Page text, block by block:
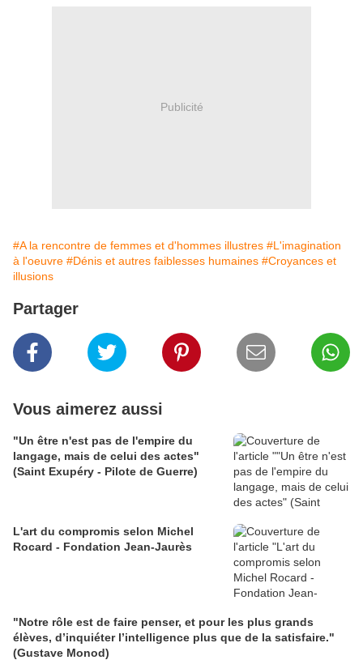
Publicité
#A la rencontre de femmes et d'hommes illustres #L'imagination
à l'oeuvre #Dénis et autres faiblesses humaines #Croyances et
illusions
Partager
Vous aimerez aussi
"Un être n'est pas de l'empire du
langage, mais de celui des actes"
(Saint Exupéry - Pilote de Guerre)
L'art du compromis selon Michel
Rocard - Fondation Jean-Jaurès
"Notre rôle est de faire penser, et pour les plus grands
élèves, d’inquiéter l’intelligence plus que de la satisfaire."
(Gustave Monod)